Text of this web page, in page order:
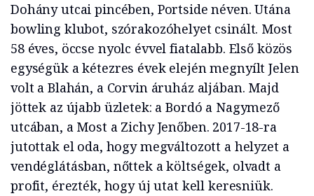
Dohány utcai pincében, Portside néven. Utána
bowling klubot, szórakozóhelyet csinált. Most
58 éves, öccse nyolc évvel fiatalabb. Első közös
egységük a kétezres évek elején megnyílt Jelen
volt a Blahán, a Corvin áruház aljában. Majd
jöttek az újabb üzletek: a Bordó a Nagymező
utcában, a Most a Zichy Jenőben. 2017-18-ra
jutottak el oda, hogy megváltozott a helyzet a
vendéglátásban, nőttek a költségek, olvadt a
profit, érezték, hogy új utat kell keresniük.